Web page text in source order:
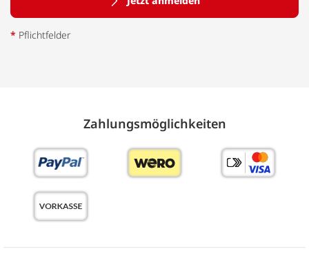
* Pflichtfelder
Zahlungs­möglich­keiten